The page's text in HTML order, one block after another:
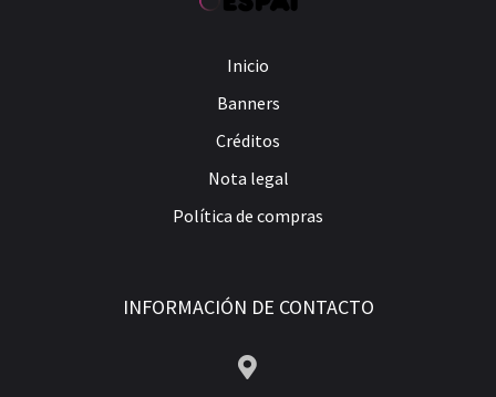
Inicio
Banners
Créditos
Nota legal
Política de compras
INFORMACIÓN DE CONTACTO